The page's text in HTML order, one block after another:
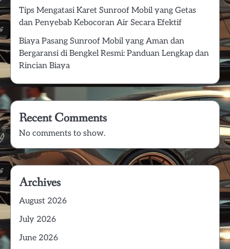
Tips Mengatasi Karet Sunroof Mobil yang Getas
dan Penyebab Kebocoran Air Secara Efektif
Biaya Pasang Sunroof Mobil yang Aman dan
Bergaransi di Bengkel Resmi: Panduan Lengkap dan
Rincian Biaya
Recent Comments
No comments to show.
Archives
August 2026
July 2026
June 2026